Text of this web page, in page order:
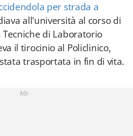
per strada a
all'università al corso di
di Laboratorio
il tirocinio al Policlinico,
trasportata in fin di vita.
Adv